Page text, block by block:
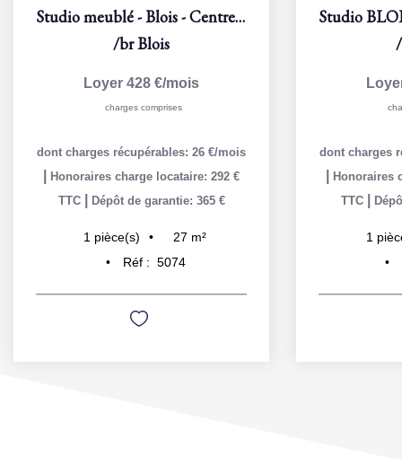
Studio meublé - Blois - Centre-ville
/brBlois
Loyer 428 €/mois
charges comprises
dont charges récupérables: 26 €/mois
Honoraires charge locataire: 292 €
TTC
Dépôt de garantie: 365 €
1 pièce(s) 27 m²
Réf : 5074
dont charges
Honoraires
TTC
1